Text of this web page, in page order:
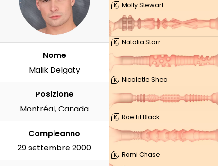
K Molly Stewart
K Natalia Starr
K Nicolette Shea
K Rae Lil Black
K Romi Chase
Nome
Malik Delgaty
Posizione
Montréal, Canada
Compleanno
29 settembre 2000